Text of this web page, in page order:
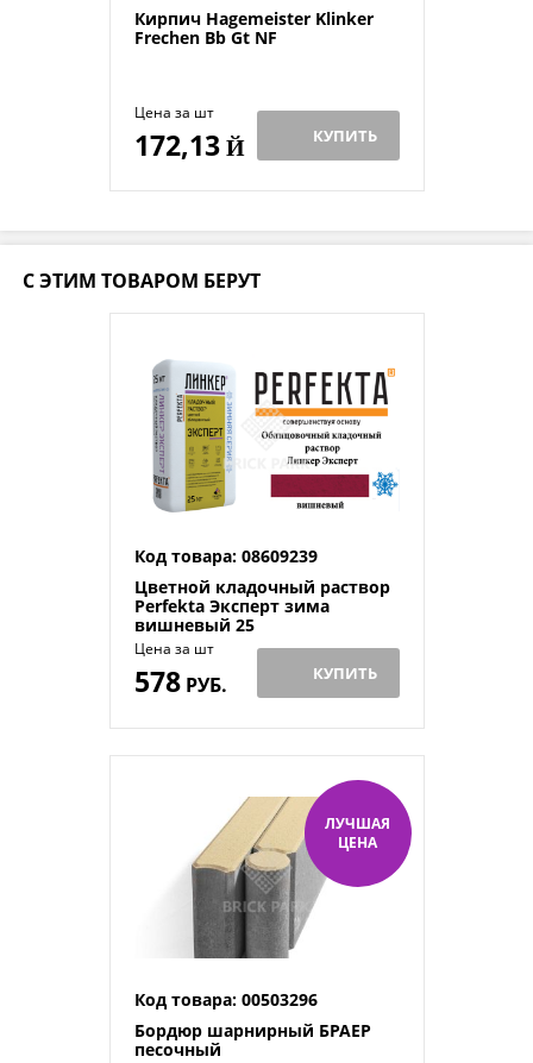
Кирпич Hagemeister Klinker
Frechen Bb Gt NF
Цена за шт
172,13Й КУПИТЬ
С ЭТИМ ТОВАРОМ БЕРУТ
Код товара: 08609239
Цветной кладочный раствор
Perfekta Эксперт зима
вишневый 25
Цена за шт
578РУБ. КУПИТЬ
ЛУЧШАЯ
ЦЕНА
Код товара: 00503296
Бордюр шарнирный БРАЕР
песочный